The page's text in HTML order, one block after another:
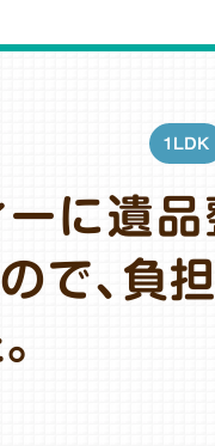
ーに遺
で、負
1LDK